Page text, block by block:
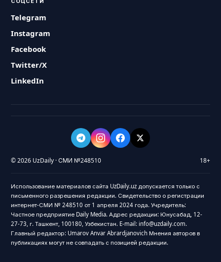
Telegram
Instagram
Facebook
Twitter/X
LinkedIn
© 2026 UzDaily · СМИ №248510 18+
Использование материалов сайта UzDaily.uz допускается только с
письменного разрешения редакции. Свидетельство о регистрации
интернет-СМИ № 248510 от 1 апреля 2024 года. Учредитель:
Частное предприятие Daily Media. Адрес редакции: Юнусабад, 12-
27-73, г. Ташкент, 100180, Узбекистан. E-mail: info@uzdaily.com.
Главный редактор: Umarov Anvar Abrardjanovich Мнения авторов в
публикациях могут не совпадать с позицией редакции.